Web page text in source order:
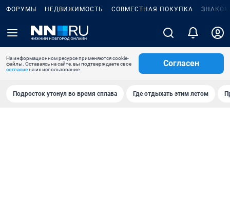
ФОРУМЫ НЕДВИЖИМОСТЬ СОВМЕСТНАЯ ПОКУПКА
На информационном ресурсе применяются cookie-
файлы. Оставаясь на сайте, вы подтверждаете свое
согласиена их использование.
Согласен
Подросток утонул во время сплава Где отдыхать этим летом